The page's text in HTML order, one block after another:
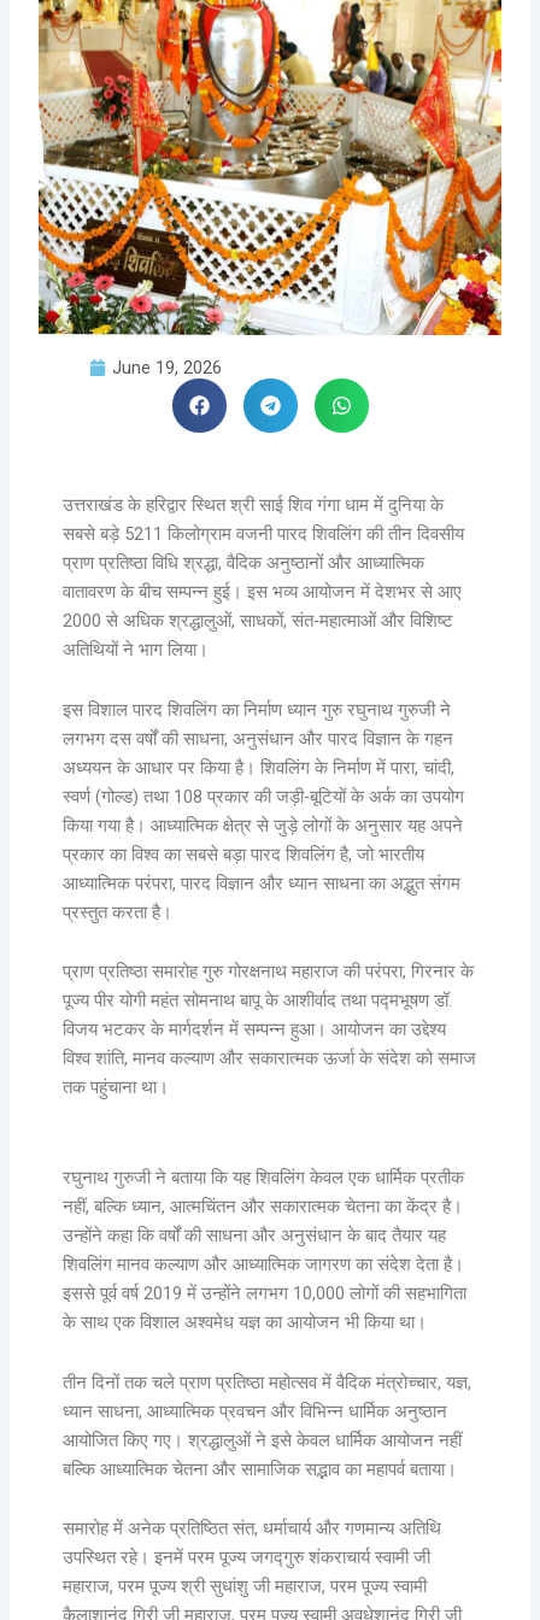
June 19, 2026
उत्तराखंड के हरिद्वार स्थित श्री साई शिव गंगा धाम में दुनिया के
सबसे बड़े 5211 किलोग्राम वजनी पारद शिवलिंग की तीन दिवसीय
प्राण प्रतिष्ठा विधि श्रद्धा, वैदिक अनुष्ठानों और आध्यात्मिक
वातावरण के बीच सम्पन्न हुई। इस भव्य आयोजन में देशभर से आए
2000 से अधिक श्रद्धालुओं, साधकों, संत-महात्माओं और विशिष्ट
अतिथियों ने भाग लिया।
इस विशाल पारद शिवलिंग का निर्माण ध्यान गुरु रघुनाथ गुरुजी ने
लगभग दस वर्षों की साधना, अनुसंधान और पारद विज्ञान के गहन
अध्ययन के आधार पर किया है। शिवलिंग के निर्माण में पारा, चांदी,
स्वर्ण (गोल्ड) तथा 108 प्रकार की जड़ी-बूटियों के अर्क का उपयोग
किया गया है। आध्यात्मिक क्षेत्र से जुड़े लोगों के अनुसार यह अपने
प्रकार का विश्व का सबसे बड़ा पारद शिवलिंग है, जो भारतीय
आध्यात्मिक परंपरा, पारद विज्ञान और ध्यान साधना का अद्भुत संगम
प्रस्तुत करता है।
प्राण प्रतिष्ठा समारोह गुरु गोरक्षनाथ महाराज की परंपरा, गिरनार के
पूज्य पीर योगी महंत सोमनाथ बापू के आशीर्वाद तथा पद्मभूषण डॉ.
विजय भटकर के मार्गदर्शन में सम्पन्न हुआ। आयोजन का उद्देश्य
विश्व शांति, मानव कल्याण और सकारात्मक ऊर्जा के संदेश को समाज
तक पहुंचाना था।
रघुनाथ गुरुजी ने बताया कि यह शिवलिंग केवल एक धार्मिक प्रतीक
नहीं, बल्कि ध्यान, आत्मचिंतन और सकारात्मक चेतना का केंद्र है।
उन्होंने कहा कि वर्षों की साधना और अनुसंधान के बाद तैयार यह
शिवलिंग मानव कल्याण और आध्यात्मिक जागरण का संदेश देता है।
इससे पूर्व वर्ष 2019 में उन्होंने लगभग 10,000 लोगों की सहभागिता
के साथ एक विशाल अश्वमेध यज्ञ का आयोजन भी किया था।
तीन दिनों तक चले प्राण प्रतिष्ठा महोत्सव में वैदिक मंत्रोच्चार, यज्ञ,
ध्यान साधना, आध्यात्मिक प्रवचन और विभिन्न धार्मिक अनुष्ठान
आयोजित किए गए। श्रद्धालुओं ने इसे केवल धार्मिक आयोजन नहीं
बल्कि आध्यात्मिक चेतना और सामाजिक सद्भाव का महापर्व बताया।
समारोह में अनेक प्रतिष्ठित संत, धर्माचार्य और गणमान्य अतिथि
उपस्थित रहे। इनमें परम पूज्य जगद्गुरु शंकराचार्य स्वामी जी
महाराज, परम पूज्य श्री सुधांशु जी महाराज, परम पूज्य स्वामी
कैलाशानंद गिरी जी महाराज, परम पूज्य स्वामी अवधेशानंद गिरी जी